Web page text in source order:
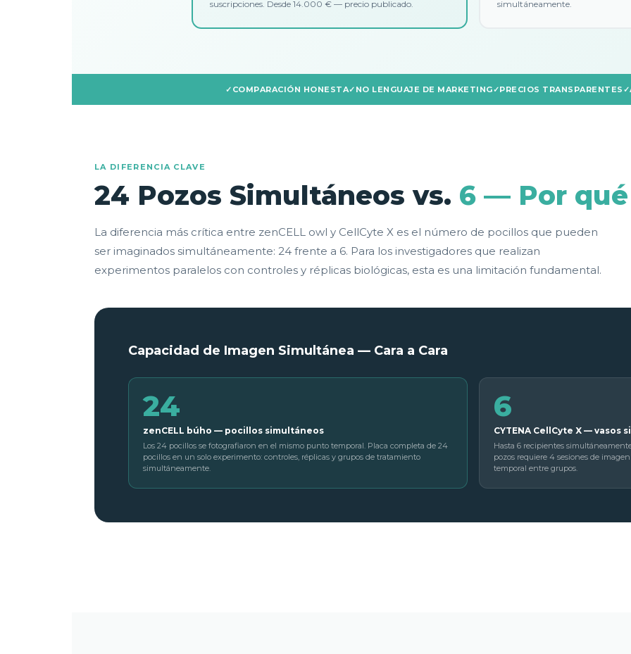
suscripciones. Desde 14.000 € — precio publicado.
simultáneamente.
COMPARACIÓN HONESTA NO LENGUAJE DE MARKETING PRECIOS TRANSPARENTES
LA DIFERENCIA CLAVE
24 Pozos Simultáneos vs. 6 — Por
La diferencia más crítica entre zenCELL owl y CellCyte X es el número de pocillos que pueden
ser imaginados simultáneamente: 24 frente a 6. Para los investigadores que realizan
experimentos paralelos con controles y réplicas biológicas, esta es una limitación fundamental.
Capacidad de Imagen Simultánea — Cara a Cara
24
zenCELL búho — pocillos simultáneos
Los 24 pocillos se fotografiaron en el mismo punto temporal. Placa completa de 24
pocillos en un solo experimento: controles, réplicas y grupos de tratamiento
simultáneamente.
6
CYTENA CellCyte X — vasos
Hasta 6 recipientes
pozos requiere 4 sesiones de
temporal entre grupos.